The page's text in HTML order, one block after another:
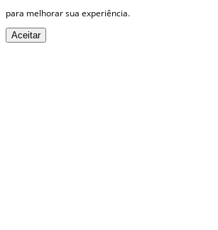
para melhorar sua experiência.
Aceitar